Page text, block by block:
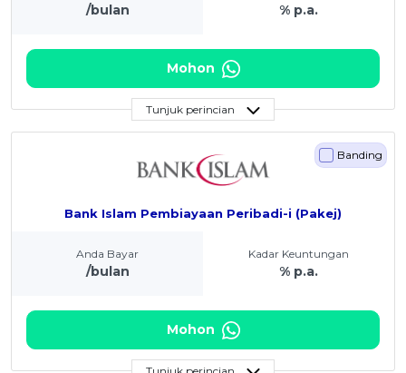
/bulan % p.a.
Mohon
Tunjuk perincian
Bank Islam Pembiayaan Peribadi-i (Pakej)
Banding
Anda Bayar
/bulan
Kadar Keuntungan
% p.a.
Mohon